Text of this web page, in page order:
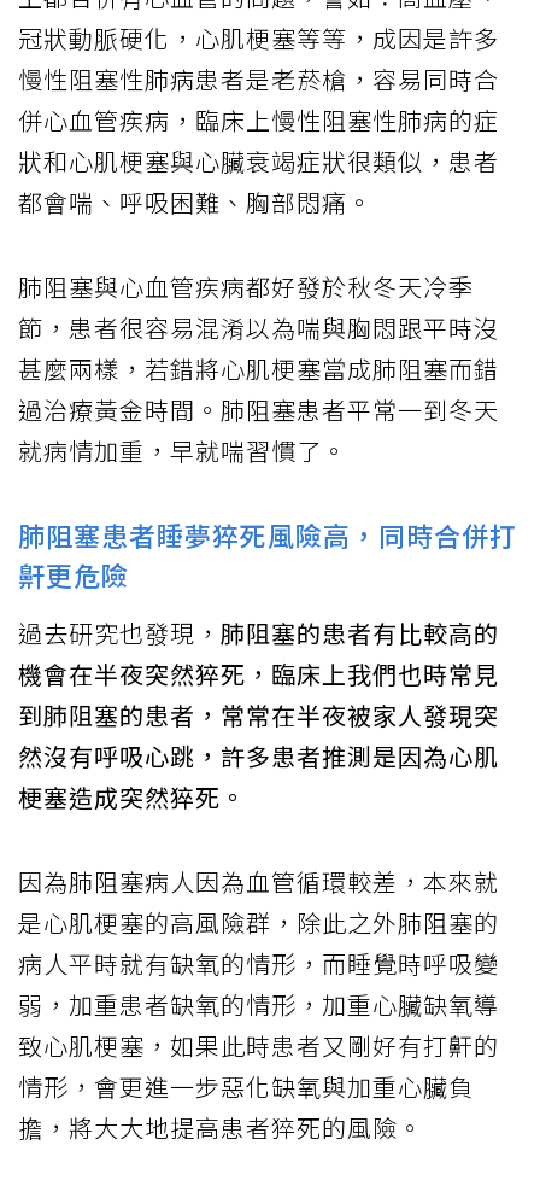
冠狀動脈硬化，心肌梗塞等等，成因是許多
慢性阻塞性肺病患者是老菸槍，容易同時合
併心血管疾病，臨床上慢性阻塞性肺病的症
狀和心肌梗塞與心臟衰竭症狀很類似，患者
都會喘、呼吸困難、胸部悶痛。
肺阻塞與心血管疾病都好發於秋冬天冷季
節，患者很容易混淆以為喘與胸悶跟平時沒
甚麼兩樣，若錯將心肌梗塞當成肺阻塞而錯
過治療黃金時間。肺阻塞患者平常一到冬天
就病情加重，早就喘習慣了。
肺阻塞患者睡夢猝死風險高，同時合併打
鼾更危險
過去研究也發現， 肺阻塞的患者有比較高的
機會在半夜突然猝死，臨床上我們也時常見
到肺阻塞的患者，常常在半夜被家人發現突
然沒有呼吸心跳，許多患者推測是因為心肌
梗塞造成突然猝死。
因為肺阻塞病人因為血管循環較差，本來就
是心肌梗塞的高風險群，除此之外肺阻塞的
病人平時就有缺氧的情形，而睡覺時呼吸變
弱，加重患者缺氧的情形，加重心臟缺氧導
致心肌梗塞，如果此時患者又剛好有打鼾的
情形，會更進一步惡化缺氧與加重心臟負
擔，將大大地提高患者猝死的風險。